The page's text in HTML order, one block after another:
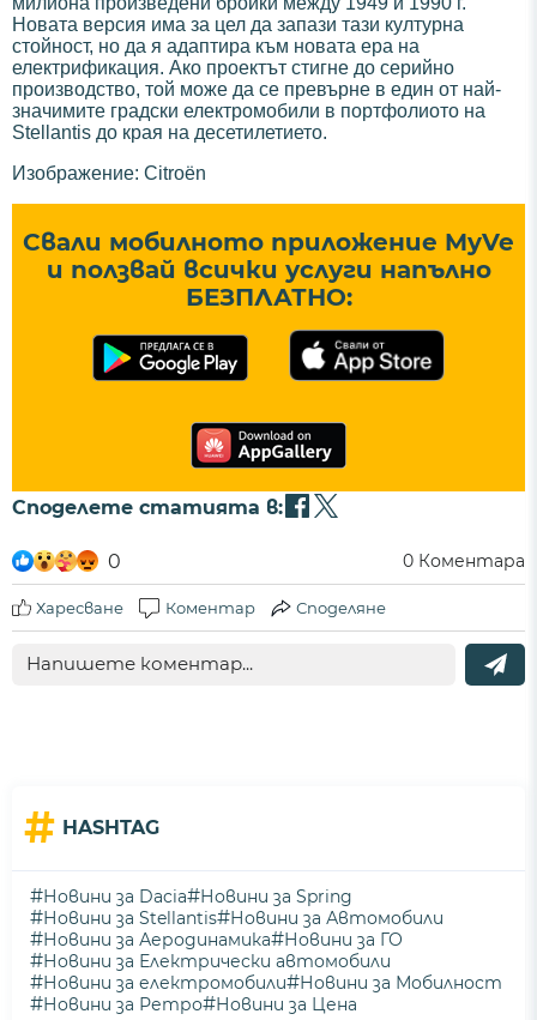
Новата версия има за цел да запази тази културна
стойност, но да я адаптира към новата ера на
електрификация. Ако проектът стигне до серийно
производство, той може да се превърне в един от най-
значимите градски електромобили в портфолиото на
Stellantis до края на десетилетието.
Изображение: Citroën
Свали мобилното приложение MyVe
и ползвай всички услуги напълно
БЕЗПЛАТНО:
Споделете статията в:
0 0 Коментара
Харесване Коментар Споделяне
# HASHTAG
#Новини за Dacia#Новини за Spring
#Новини за Stellantis#Новини за Автомобили
#Новини за Аеродинамика#Новини за ГО
#Новини за Електрически автомобили
#Новини за електромобили#Новини за Мобилност
#Новини за Ретро#Новини за Цена